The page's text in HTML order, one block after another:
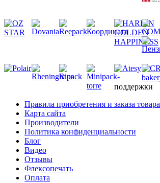
поддержки
Правила приобретения и заказа товара
Карта сайта
Производители
Политика конфиденциальности
Блог
Видео
Отзывы
Флексопечать
Оплата